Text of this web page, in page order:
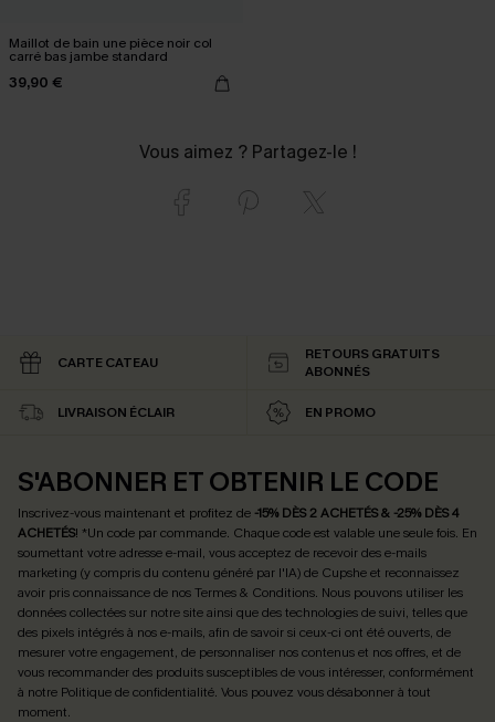
Maillot de bain une pièce noir col
carré bas jambe standard
39,90 €
Vous aimez ? Partagez-le !
CARTE CATEAU
RETOURS GRATUITS
ABONNÉS
LIVRAISON ÉCLAIR EN PROMO
S'ABONNER ET OBTENIR LE CODE
Inscrivez-vous maintenant et profitez de -15% DÈS 2 ACHETÉS & -25% DÈS 4
ACHETÉS! *Un code par commande. Chaque code est valable une seule fois. En
soumettant votre adresse e-mail, vous acceptez de recevoir des e-mails
marketing (y compris du contenu généré par l'IA) de Cupshe et reconnaissez
avoir pris connaissance de nosTermes & Conditions. Nous pouvons utiliser les
données collectées sur notre site ainsi que des technologies de suivi, telles que
des pixels intégrés à nos e-mails, afin de savoir si ceux-ci ont été ouverts, de
mesurer votre engagement, de personnaliser nos contenus et nos offres, et de
vous recommander des produits susceptibles de vous intéresser, conformément
à notre Politique de confidentialité. Vous pouvez vous désabonner à tout
moment.